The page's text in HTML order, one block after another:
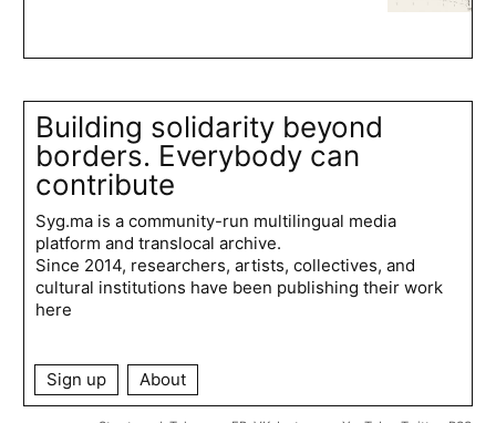
Building solidarity beyond
borders. Everybody can
contribute
Syg.ma is a community-run multilingual media
platform and translocal archive.
Since 2014, researchers, artists, collectives, and
cultural institutions have been publishing their work
here
Sign up About